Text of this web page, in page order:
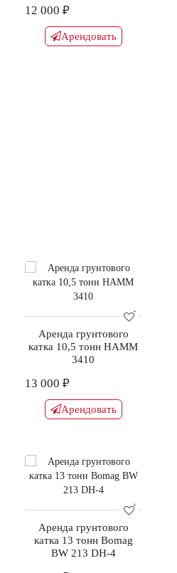
12 000 ₽
Арендовать
Аренда грунтового
катка 10,5 тонн HAMM
3410
13 000 ₽
Арендовать
Аренда грунтового
катка 13 тонн Bomag
BW 213 DH-4